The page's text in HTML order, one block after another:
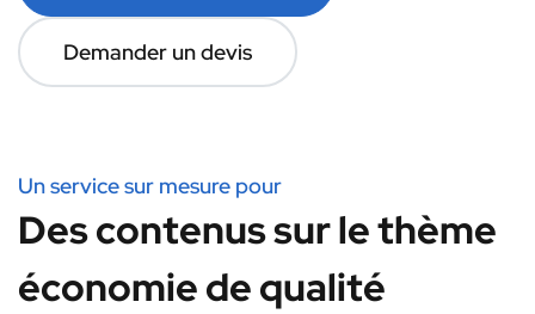
Demander un devis
Un service sur mesure pour
Des contenus sur le thème
économie de qualité